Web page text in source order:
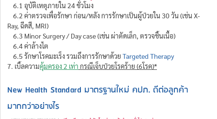
6.1 อุบัติเหตุภายใน 24 ขั่วโมง
6.2 ค่าตรวจเพื่อรักษา ก่อน/หลัง การรักษาเป็นผู้ป่วยใน 30 วัน (เช่น X-
Ray, ฉีดสี, MRI)
6.3 Minor Surgery / Day case (เช่น ผ่าตัดเล็ก, ตรวจชิ้นเนื้อ)
6.4 ค่าล้างไต
6.5 รักษาโรคมะเร็ง รวมถึงการรักษาด้วย Targeted Therapy
7. เบิ้ลความคุ้มครอง 2 เท่า กรณีเจ็บป่วยโรคร้าย (6โรค)*
New Health Standard มาตรฐานใหม่ คปภ. ดีต่อลูกค้า
มากกว่าอย่างไร